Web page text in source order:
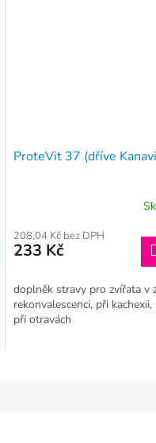
ProteVit 37 (dříve
208,04 Kč bez DPH
233 Kč
doplněk stravy pro zvířata v
rekonvalescenci, při
při otravách